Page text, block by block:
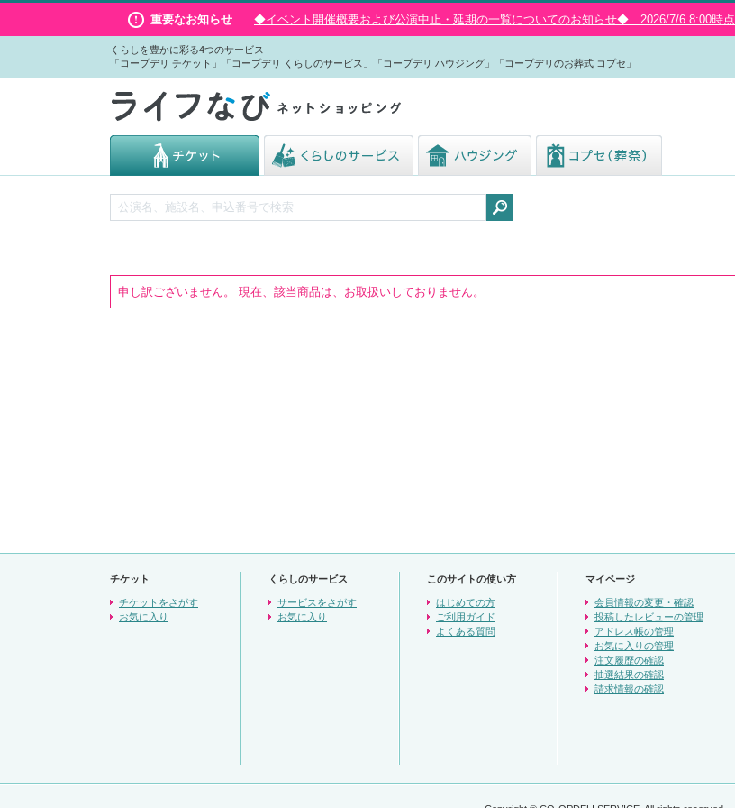
重要なお知らせ ◆イベント開催概要および公演中止・延期の一覧についてのお知らせ◆ 2026/7/6 8:00時点
くらしを豊かに彩る4つのサービス
「コープデリ チケット」「コープデリ くらしのサービス」「コープデリ ハウジング」「コープデリのお葬式 コプセ」
申し訳ございません。 現在、該当商品は、お取扱いしておりません。
チケット
チケットをさがす
お気に入り
くらしのサービス
サービスをさがす
お気に入り
このサイトの使い方
はじめての方
ご利用ガイド
よくある質問
マイページ
会員情報の変更・確認
投稿したレビューの管理
アドレス帳の管理
お気に入りの管理
注文履歴の確認
抽選結果の確認
請求情報の確認